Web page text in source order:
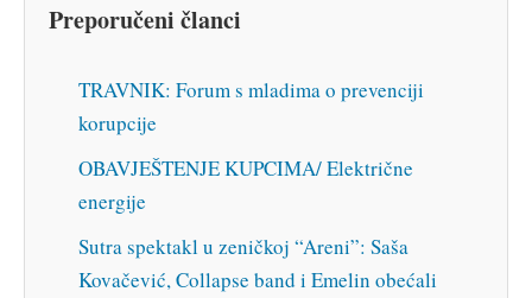
Preporučeni članci
TRAVNIK: Forum s mladima o prevenciji
korupcije
OBAVJEŠTENJE KUPCIMA/ Električne
energije
Sutra spektakl u zeničkoj “Areni”: Saša
Kovačević, Collapse band i Emelin obećali